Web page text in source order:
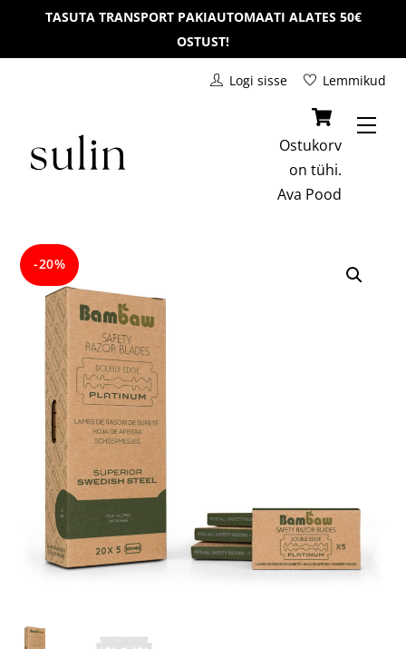
content
TASUTA TRANSPORT PAKIAUTOMAATI ALATES 50€
OSTUST!
Logi sisse Lemmikud
Ostukorv
on tühi.
Ava Pood
-20%